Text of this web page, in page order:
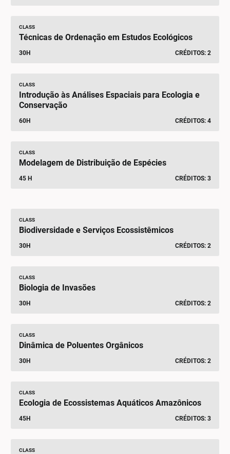
CLASS
Técnicas de Ordenação em Estudos Ecológicos
30H CRÉDITOS: 2
CLASS
Introdução às Análises Espaciais para Ecologia e
Conservação
60H CRÉDITOS: 4
CLASS
Modelagem de Distribuição de Espécies
45 H CRÉDITOS: 3
CLASS
Biodiversidade e Serviços Ecossistêmicos
30H CRÉDITOS: 2
CLASS
Biologia de Invasões
30H CRÉDITOS: 2
CLASS
Dinâmica de Poluentes Orgânicos
30H CRÉDITOS: 2
CLASS
Ecologia de Ecossistemas Aquáticos Amazônicos
45H CRÉDITOS: 3
CLASS